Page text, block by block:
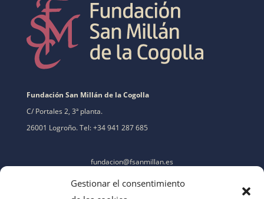
Gestionar el consentimiento
Fundación San Millán de la Cogolla
C/ Portales 2, 3ª planta.
26001 Logroño. Tel: +34 941 287 685
fundacion@fsanmillan.es